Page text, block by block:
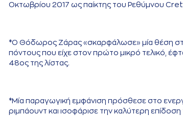
Οκτωβρίου 2017 ως παίκτης του Ρεθύμνου
*Ο Θόδωρος Ζάρας «σκαρφάλωσε» μία θέση
πόντους που είχε στον πρώτο μικρό τελικό,
48ος της λίστας.
*Μία παραγωγική εμφάνιση πρόσθεσε στο
ριμπάουντ και ισοφάρισε την καλύτερη